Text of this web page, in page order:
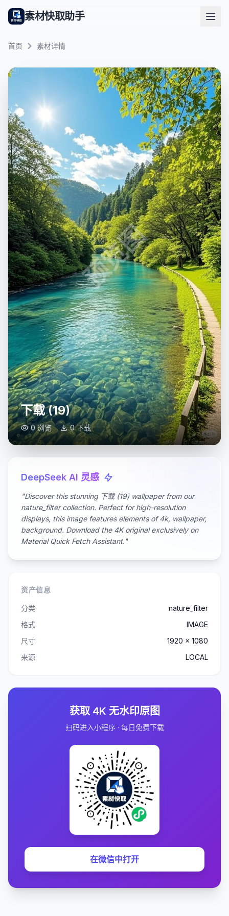
素材快取助手
首页 素材详情
预览图
下载 (19)
0 浏览 0 下载
DeepSeek AI 灵感
"Discover this stunning 下载 (19) wallpaper from our
nature_filter collection. Perfect for high-resolution
displays, this image features elements of 4k, wallpaper,
background. Download the 4K original exclusively on
Material Quick Fetch Assistant."
资产信息
分类
nature_filter
格式
IMAGE
尺寸
1920 x 1080
来源
LOCAL
获取 4K 无水印原图
扫码进入小程序 · 每日免费下载
在微信中打开